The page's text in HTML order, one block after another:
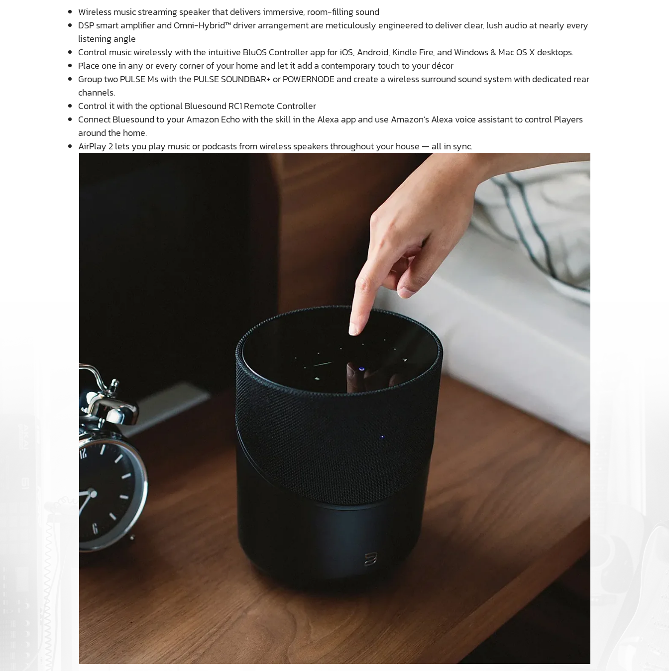
Wireless music streaming speaker that delivers immersive, room-filling sound
DSP smart amplifier and Omni-Hybrid™ driver arrangement are meticulously engineered to deliver clear, lush audio at nearly every
listening angle
Control music wirelessly with the intuitive BluOS Controller app for iOS, Android, Kindle Fire, and Windows & Mac OS X desktops.
Place one in any or every corner of your home and let it add a contemporary touch to your décor
Group two PULSE Ms with the PULSE SOUNDBAR+ or POWERNODE and create a wireless surround sound system with dedicated rear
channels.
Control it with the optional Bluesound RC1 Remote Controller
Connect Bluesound to your Amazon Echo with the skill in the Alexa app and use Amazon’s Alexa voice assistant to control Players
around the home.
AirPlay 2 lets you play music or podcasts from wireless speakers throughout your house — all in sync.